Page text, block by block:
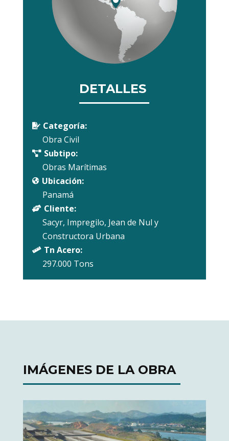
DETALLES
 Categoría:
Obra Civil
 Subtipo:
Obras Marítimas
 Ubicación:
Panamá
 Cliente:
Sacyr, Impregilo, Jean de Nul y
Constructora Urbana
 Tn Acero:
297.000 Tons
IMÁGENES DE LA OBRA